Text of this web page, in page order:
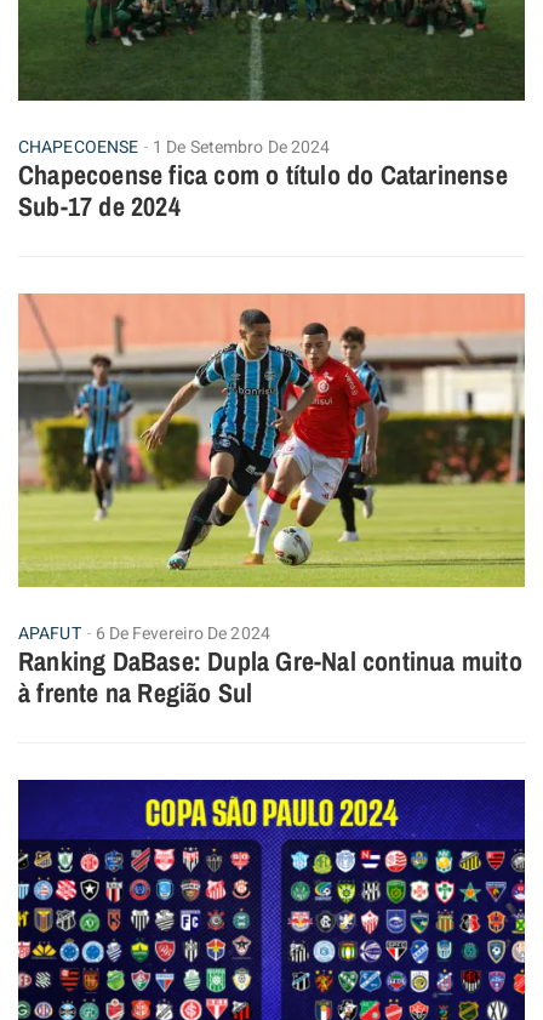
CHAPECOENSE 1 De Setembro De 2024
Chapecoense fica com o título do Catarinense
Sub-17 de 2024
APAFUT 6 De Fevereiro De 2024
Ranking DaBase: Dupla Gre-Nal continua muito
à frente na Região Sul